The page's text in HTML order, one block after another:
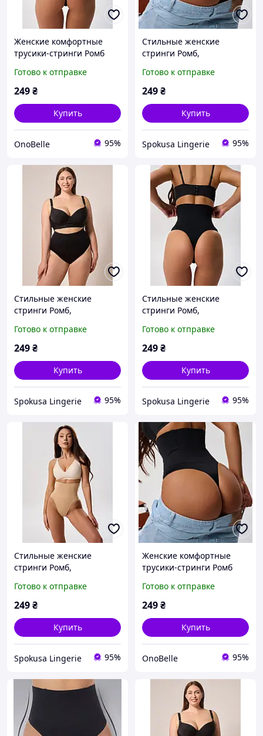
Женские комфортные
трусики-стринги Ромб
Коррекционное белье для
женщин Черный, S
Готово к отправке
249₴
Купить
OnoBelle 95%
Стильные женские
стринги Ромб,
утяжка с высокой
посадкой,
женское бельё Черный, L
Готово к отправке
249₴
Купить
Spokusa Lingerie 95%
Стильные женские
стринги Ромб,
утяжка с высокой
посадкой,
женское бельё Черный,
XL
Готово к отправке
249₴
Купить
Spokusa Lingerie 95%
Стильные женские
стринги Ромб,
утяжка с высокой
посадкой,
женское бельё Черный,
XXL
Готово к отправке
249₴
Купить
Spokusa Lingerie 95%
Стильные женские
стринги Ромб,
утяжка с высокой
посадкой,
женское бельё Бежевый,
M
Готово к отправке
249₴
Купить
Spokusa Lingerie 95%
Женские комфортные
трусики-стринги Ромб
Коррекционное белье для
женщин Черный, M
Готово к отправке
249₴
Купить
OnoBelle 95%